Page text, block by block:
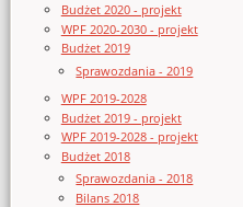
Budżet 2020 - projekt
WPF 2020-2030 - projekt
Budżet 2019
Sprawozdania - 2019
WPF 2019-2028
Budżet 2019 - projekt
WPF 2019-2028 - projekt
Budżet 2018
Sprawozdania - 2018
Bilans 2018